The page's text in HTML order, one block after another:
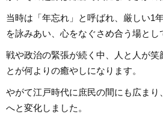
当時は「年忘れ」と呼ばれ、厳しい1
を詠みあい、心をなぐさめ合う場とし
戦や政治の緊張が続く中、人と人が笑
とが何よりの癒やしになります。
やがて江戸時代に庶民の間にも広ま
へと変化しました。